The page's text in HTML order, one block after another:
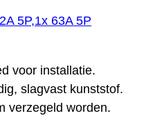
5P,1x 63A 5P
voor installatie.
slagvast kunststof.
verzegeld worden.